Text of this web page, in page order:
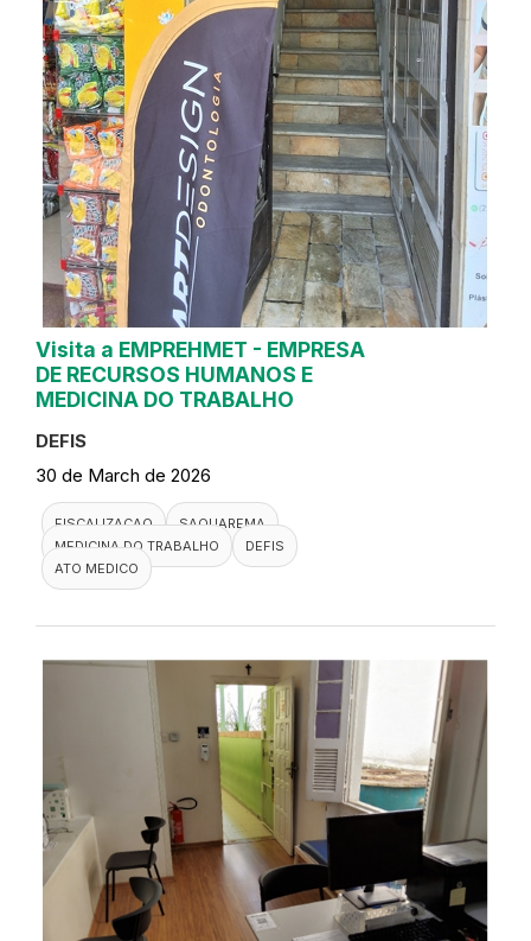
Visita a EMPREHMET - EMPRESA
DE RECURSOS HUMANOS E
MEDICINA DO TRABALHO
DEFIS
30 de March de 2026
FISCALIZACAO
SAQUAREMA
MEDICINA DO TRABALHO
DEFIS
ATO MEDICO